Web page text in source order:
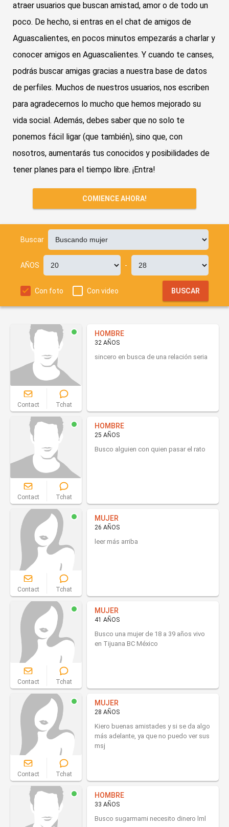
atraer usuarios que buscan amistad, amor o de todo un
poco. De hecho, si entras en el chat de amigos de
Aguascalientes, en pocos minutos empezarás a charlar y
conocer amigos en Aguascalientes. Y cuando te canses,
podrás buscar amigas gracias a nuestra base de datos
de perfiles. Muchos de nuestros usuarios, nos escriben
para agradecernos lo mucho que hemos mejorado su
vida social. Además, debes saber que no solo te
ponemos fácil ligar (que también), sino que, con
nosotros, aumentarás tus conocidos y posibilidades de
tener planes para el tiempo libre. ¡Entra!
COMIENCE AHORA!
Buscar
AÑOS -
Con foto Con video BUSCAR
Contact Tchat
HOMBRE
32 AÑOS
sincero en busca de una relación seria
Contact Tchat
HOMBRE
25 AÑOS
Busco alguien con quien pasar el rato
Contact Tchat
MUJER
26 AÑOS
leer más arriba
Contact Tchat
MUJER
41 AÑOS
Busco una mujer de 18 a 39 años vivo
en Tijuana BC México
Contact Tchat
MUJER
28 AÑOS
Kiero buenas amistades y si se da algo
más adelante, ya que no puedo ver sus
msj
HOMBRE
33 AÑOS
Busco sugarmami necesito dinero lml